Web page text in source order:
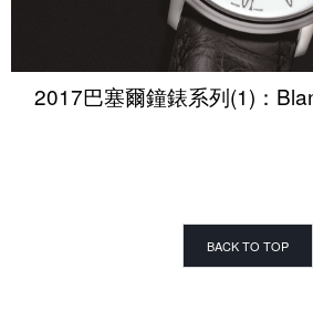
2017巴塞爾鐘錶系列(1)：
BACK TO TOP